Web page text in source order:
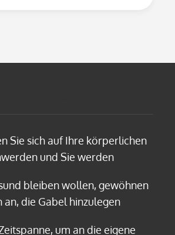
Sie sich auf Ihre körperlichen
und Sie werden
bleiben wollen, gewöhnen
an, die Gabel hinzulegen
um an die eigene